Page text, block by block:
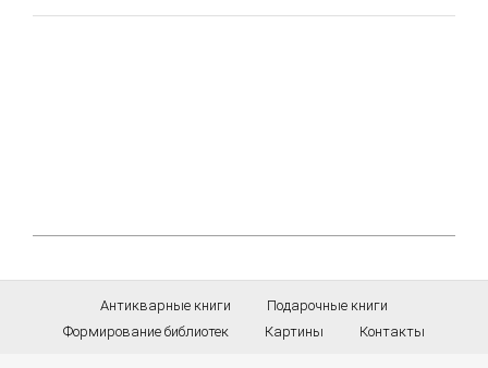
Антикварные книги
Подарочные книги
Формирование библиотек
Картины Контакты